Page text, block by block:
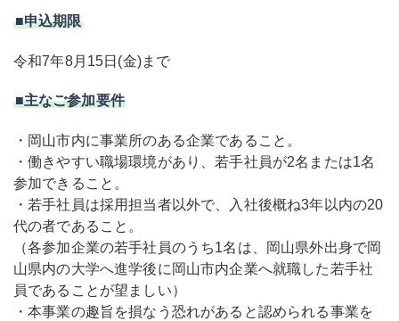
■申込期限
令和7年8月15日(金)まで
■主なご参加要件
・岡山市内に事業所のある企業であること。
・働きやすい職場環境があり、若手社員が2名または1名
参加できること。
・若手社員は採用担当者以外で、入社後概ね3年以内の20
代の者であること。
（各参加企業の若手社員のうち1名は、岡山県外出身で岡
山県内の大学へ進学後に岡山市内企業へ就職した若手社
員であることが望ましい）
・本事業の趣旨を損なう恐れがあると認められる事業を